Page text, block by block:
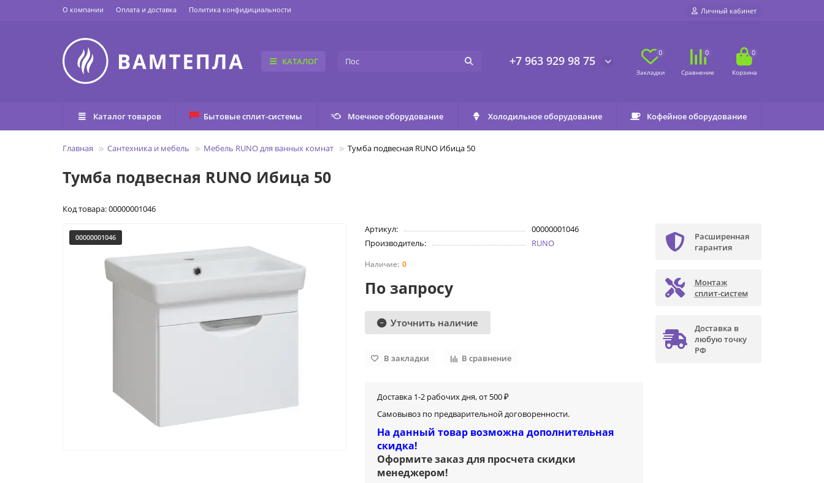
О компании Оплата и доставка Политика конфидициальности Личный кабинет
КАТАЛОГ +7 963 929 98 75
0 0 0
Каталог товаров Бытовые сплит-системы Моечное оборудование Холодильное оборудование Кофейное оборудование
Главная Сантехника и мебель Мебель RUNO для ванных комнат Тумба подвесная RUNO Ибица 50
Тумба подвесная RUNO Ибица 50
Код товара: 00000001046
00000001046
Артикул:
00000001046
Производитель:
RUNO
0
По запросу
Уточнить наличие
В закладки В сравнение
Доставка 1-2 рабочих дня, от 500 ₽
Самовывоз по предварительной договоренности.
На данный товар возможна дополнительная
скидка!
Оформите заказ для просчета скидки
менеджером!
Расширенная
гарантия
Монтаж
сплит-систем
Доставка в
любую точку
РФ